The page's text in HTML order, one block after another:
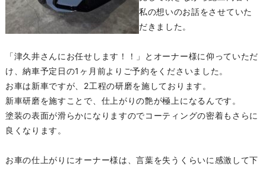
私の想いのお話をさせていた
だきました。
「津久井さんにお任せします！！」とオーナー様に仰っていただ
け、納車予定日の1ヶ月前よりご予約をくださいました。
お車は新車ですが、2工程の研磨を施しております。
新車研磨を施すことで、仕上がりの艶が極上になるんです。
塗装の表面が滑らかになりますのでコーティングの密着もさらに
良くなります。
お車の仕上がりにオーナー様は、言葉を失うくらいに感激して下